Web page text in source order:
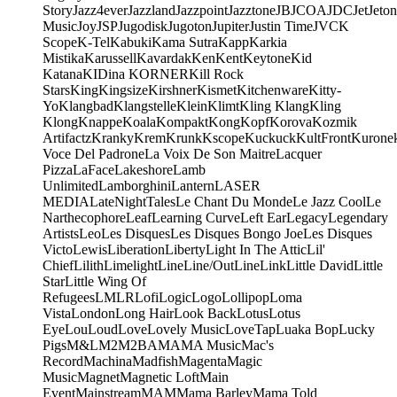
StoryJazz4everJazzlandJazzpointJazztoneJBJCOAJDCJetJeton
MusicJoyJSPJugodiskJugotonJupiterJustin TimeJVCK
ScopeK-TelKabukiKama SutraKappKarkia
MistikaKarussellKavardakKenKentKeytoneKid
KatanaKIDina KORNERKill Rock
StarsKingKingsizeKirshnerKismetKitchenwareKitty-
YoKlangbadKlangstelleKleinKlimtKling KlangKling
KlongKnappeKoalaKompaktKongKopfKorovaKozmik
ArtifactzKrankyKremKrunkKscopeKuckuckKultFront
Voce Del PadroneLa Voix De Son MaitreLacquer
PizzaLaFaceLakeshoreLamb
UnlimitedLamborghiniLanternLASER
MEDIALateNightTalesLe Chant Du MondeLe Jazz CoolLe
NarthecophoreLeafLearning CurveLeft EarLegacyLegendary
ArtistsLeoLes DisquesLes Disques Bongo JoeLes Disques
VictoLewisLiberationLibertyLight In The AtticLil'
ChiefLilithLimelightLineLine/OutLineLinkLittle DavidLittle
StarLittle Wing Of
RefugeesLMLRLofiLogicLogoLollipopLoma
VistaLondonLong HairLook BackLotusLotus
EyeLouLoudLoveLovely MusicLoveTapLuaka BopLucky
PigsM&LM2M2BAMAMA MusicMac's
RecordMachinaMadfishMagentaMagic
MusicMagnetMagnetic LoftMain
EventMainstreamMAMMama BarleyMama Told